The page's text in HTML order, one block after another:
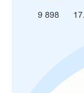
9 898